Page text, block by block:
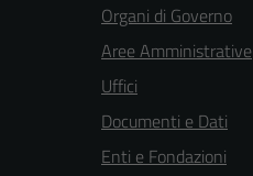
Organi di Governo
Aree Amministrative
Uffici
Documenti e Dati
Enti e Fondazioni